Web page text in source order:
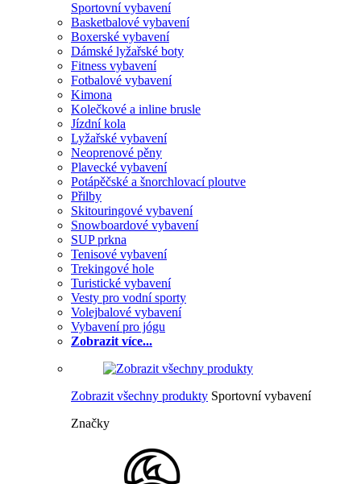
Sportovní vybavení
Basketbalové vybavení
Boxerské vybavení
Dámské lyžařské boty
Fitness vybavení
Fotbalové vybavení
Kimona
Kolečkové a inline brusle
Jízdní kola
Lyžařské vybavení
Neoprenové pěny
Plavecké vybavení
Potápěčské a šnorchlovací ploutve
Přilby
Skitouringové vybavení
Snowboardové vybavení
SUP prkna
Tenisové vybavení
Trekingové hole
Turistické vybavení
Vesty pro vodní sporty
Volejbalové vybavení
Vybavení pro jógu
Zobrazit více...
Zobrazit všechny produkty Sportovní vybavení
Značky